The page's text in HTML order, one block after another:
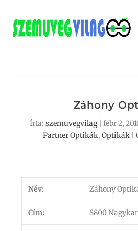
Záhony
Írta: szemuvegvilag| febr 2,
Partner Optikák, Optikák
Név: Záhony
Cím: 8800